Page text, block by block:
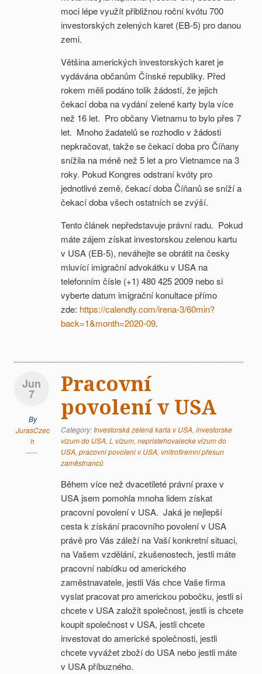
moci lépe využít přibližnou roční kvótu 700
investorských zelených karet (EB-5) pro danou
zemi.
Většina amerických investorských karet je
vydávána občanům Čínské republiky. Před
rokem měli podáno tolik žádostí, že jejich
čekací doba na vydání zelené karty byla více
než 16 let. Pro občany Vietnamu to bylo přes 7
let. Mnoho žadatelů se rozhodlo v žádosti
nepkračovat, takže se čekací doba pro Číňany
snížila na méně než 5 let a pro Vietnamce na 3
roky. Pokud Kongres odstraní kvóty pro
jednotlivé země, čekací doba Číňanů se sníží a
čekací doba všech ostatních se zvýší.
Tento článek nepředstavuje právní radu. Pokud
máte zájem získat investorskou zelenou kartu
v USA (EB-5), neváhejte se obrátit na česky
mluvící imigrační advokátku v USA na
telefonním čísle (+1) 480 425 2009 nebo si
vyberte datum imigrační konultace přímo
zde: https://calendly.com/irena-3/60min?
back=1&month=2020-09.
Jun
7
By
JurasCzec
h
Pracovní
povolení v USA
Category:Investorská zelená karta v USA, investorske
vizum do USA, L vízum, nepristehovalecke vizum do
USA, pracovni povoleni v USA, vnitrofiremní přesun
zaměstnanců
Během více než dvacetileté právní praxe v
USA jsem pomohla mnoha lidem získat
pracovní povolení v USA. Jaká je nejlepší
cesta k získání pracovního povolení v USA
právě pro Vás záleží na Vaší konkretní situaci,
na Vašem vzdělání, zkušenostech, jestli máte
pracovní nabídku od amerického
zaměstnavatele, jestli Vás chce Vaše firma
vyslat pracovat pro americkou pobočku, jestli si
chcete v USA založit společnost, jestli is chcete
koupit společnost v USA, jestli chcete
investovat do americké společnosti, jestli
chcete vyvážet zboží do USA nebo jestli máte
v USA příbuzného.